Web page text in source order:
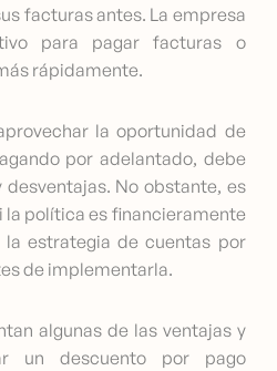
facturas antes. La empresa
para pagar facturas o
rápidamente.
la oportunidad de
por adelantado, debe
No obstante, es
política es financieramente
estrategia de cuentas por
de implementarla.
algunas de las ventajas y
un descuento por pago